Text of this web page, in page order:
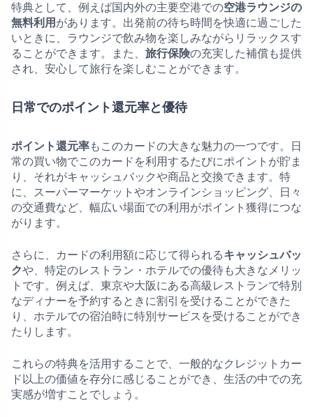
特典として、例えば国内外の主要空港での空港ラウンジの
無料利用 があります。出発前の待ち時間を快適に過ごした
いときに、ラウンジで飲み物を楽しみながらリラックスす
ることができます。また、 旅行保険の充実した補償も提供
され、安心して旅行を楽しむことができます。
日常でのポイント還元率と優待
ポイント還元率もこのカードの大きな魅力の一つです。日
常の買い物でこのカードを利用するたびにポイントが貯ま
り、それがキャッシュバックや商品と交換できます。特
に、スーパーマーケットやオンラインショッピング、日々
の交通費など、幅広い場面での利用がポイント獲得につな
がります。
さらに、カードの利用額に応じて得られるキャッシュバッ
クや、特定のレストラン・ホテルでの優待も大きなメリッ
トです。例えば、東京や大阪にある高級レストランで特別
なディナーを予約するときに割引を受けることができた
り、ホテルでの宿泊時に特別サービスを受けることができ
たりします。
これらの特典を活用することで、一般的なクレジットカー
ド以上の価値を存分に感じることができ、生活の中での充
実感が増すことでしょう。